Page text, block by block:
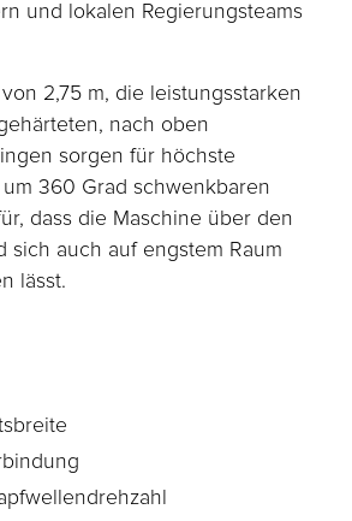
und lokalen Regierungsteams
2,75 m, die leistungsstarken
nach oben
sorgen für höchste
360 Grad schwenkbaren
dass die Maschine über den
sich auch auf engstem Raum
lässt.